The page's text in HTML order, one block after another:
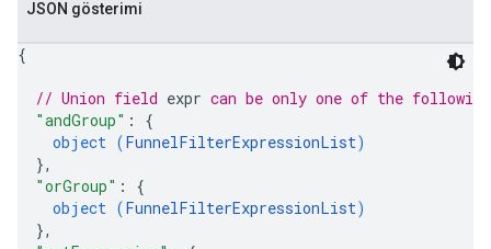
JSON gösterimi
{
// Union field expr can be only one of the
"andGroup" : {
object (FunnelFilterExpressionList)
},
"orGroup" : {
object (FunnelFilterExpressionList)
},